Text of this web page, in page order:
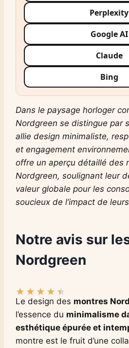
Perplexity
Google AI
Claude
Bing
Dans le paysage horloger
Nordgreen se distingue par
allie design minimaliste,
et engagement
offre un aperçu détaillé des
Nordgreen, soulignant leur
valeur globale pour les
soucieux de l’impact de
Notre avis sur
Nordgreen
★ ★ ★ ★ ★
Le design des montres
l’essence du minimalisme
esthétique épurée et
montre est le fruit d’une